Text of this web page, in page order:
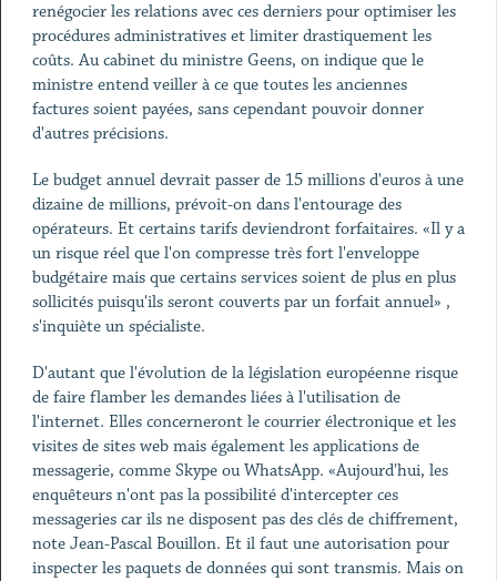
renégocier les relations avec ces derniers pour optimiser les
procédures administratives et limiter drastiquement les
coûts. Au cabinet du ministre Geens, on indique que le
ministre entend veiller à ce que toutes les anciennes
factures soient payées, sans cependant pouvoir donner
d'autres précisions.
Le budget annuel devrait passer de 15 millions d'euros à une
dizaine de millions, prévoit-on dans l'entourage des
opérateurs. Et certains tarifs deviendront forfaitaires. «Il y a
un risque réel que l'on compresse très fort l'enveloppe
budgétaire mais que certains services soient de plus en plus
sollicités puisqu'ils seront couverts par un forfait annuel» ,
s'inquiète un spécialiste.
D'autant que l'évolution de la législation européenne risque
de faire flamber les demandes liées à l'utilisation de
l'internet. Elles concerneront le courrier électronique et les
visites de sites web mais également les applications de
messagerie, comme Skype ou WhatsApp. «Aujourd'hui, les
enquêteurs n'ont pas la possibilité d'intercepter ces
messageries car ils ne disposent pas des clés de chiffrement,
note Jean-Pascal Bouillon. Et il faut une autorisation pour
inspecter les paquets de données qui sont transmis. Mais on